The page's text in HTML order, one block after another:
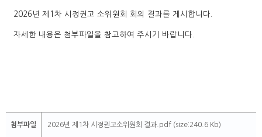
2026년 제1차 시정권고 소위원회 회의 결과를 게시합니다.
자세한 내용은 첨부파일을 참고하여 주시기 바랍니다.
첨부파일 2026년 제1차 시정권고소위원회 결과.pdf (size:240.6 Kb)